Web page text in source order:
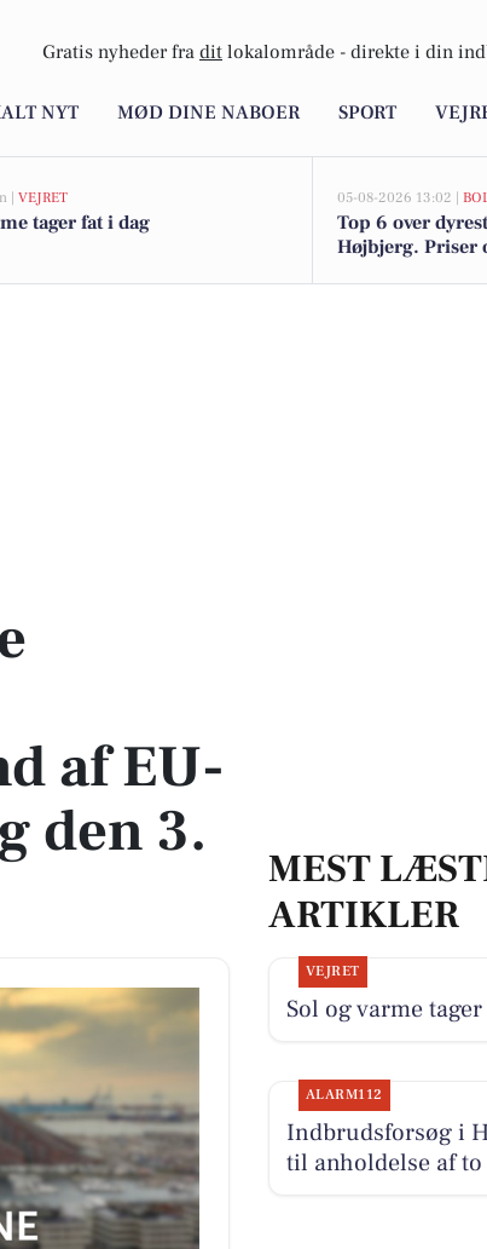
Gratis nyheder fra dit lokalområde - direkte i din
NYT MØD DINE NABOER SPORT
| VEJRET
tager fat i dag
05-08-2026 13:02 |
Top 6 over
Højbjerg. Priser
den 3. juli
af EU-
den 3.
MEST
ARTIKLER
VEJRET
Sol og varme
ALARM112
Indbrudsforsøg i
til anholdelse af